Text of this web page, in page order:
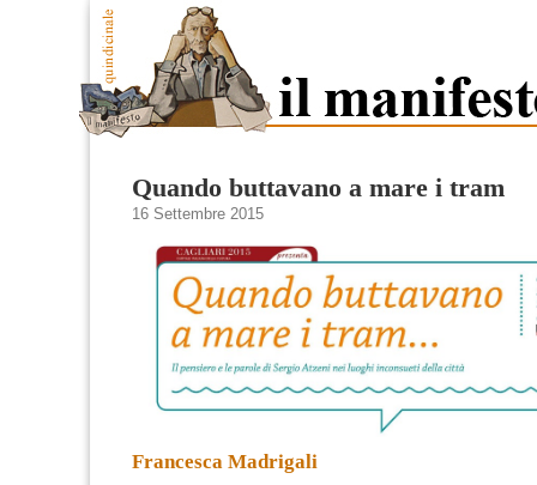
Quando buttavano a mare i tram
16 Settembre 2015
Francesca Madrigali